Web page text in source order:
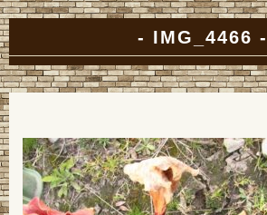
IMG_4466